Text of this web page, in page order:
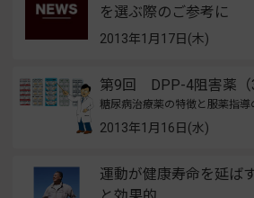
を選ぶ際のご参考に
2013年1月17日(木)
第9回 DPP-4阻害薬（3
糖尿病治療薬の特徴と服薬指導
2013年1月16日(水)
運動が健康寿命を延ば